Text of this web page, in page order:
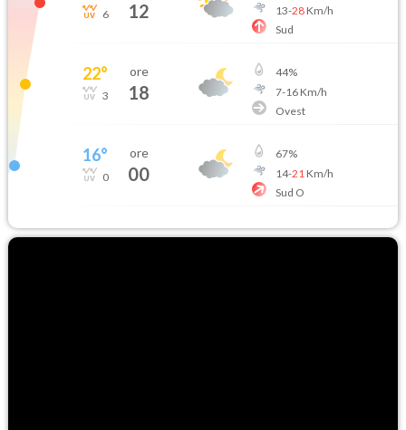
6 12
13-28Km/h
Sud
22°
3
ore
18
44%
7-16Km/h
Ovest
16°
0
ore
00
67%
14-21 Km/h
Sud O